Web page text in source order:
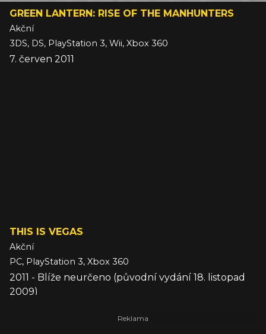
GREEN LANTERN: RISE OF THE MANHUNTERS
Akční
3DS, DS, PlayStation 3, Wii, Xbox 360
7. červen 2011
THIS IS VEGAS
Akční
PC, PlayStation 3, Xbox 360
2011 - Blíže neurčeno (původní vydání 18. listopad
2009)